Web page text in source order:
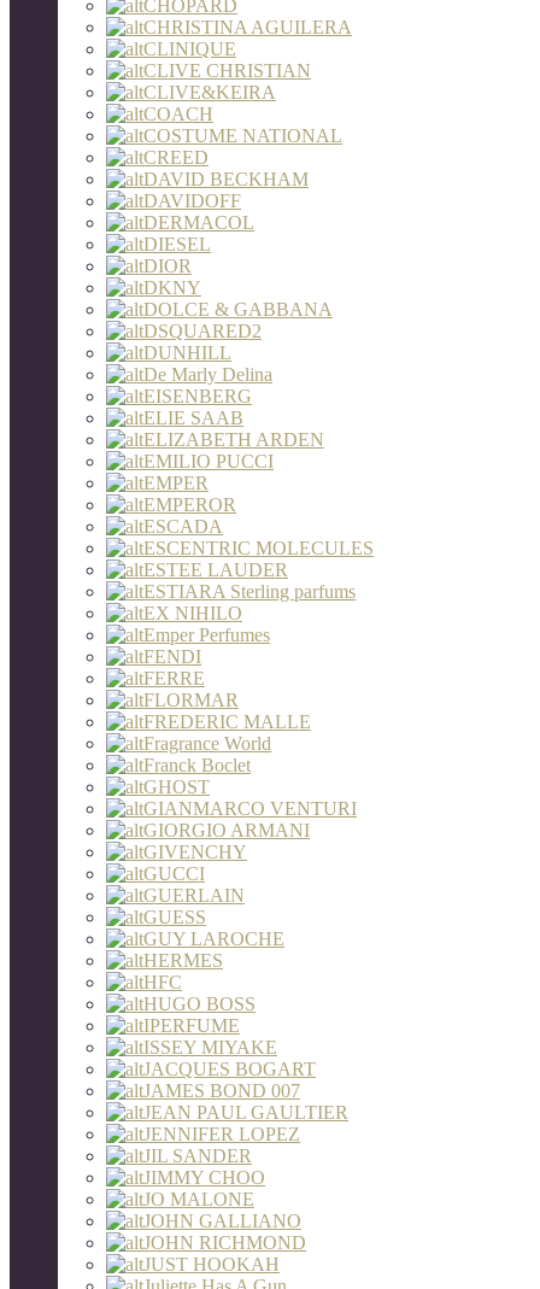
CHOPARD
CHRISTINA AGUILERA
CLINIQUE
CLIVE CHRISTIAN
CLIVE&KEIRA
COACH
COSTUME NATIONAL
CREED
DAVID BECKHAM
DAVIDOFF
DERMACOL
DIESEL
DIOR
DKNY
DOLCE & GABBANA
DSQUARED2
DUNHILL
De Marly Delina
EISENBERG
ELIE SAAB
ELIZABETH ARDEN
EMILIO PUCCI
EMPER
EMPEROR
ESCADA
ESCENTRIC MOLECULES
ESTEE LAUDER
ESTIARA Sterling parfums
EX NIHILO
Emper Perfumes
FENDI
FERRE
FLORMAR
FREDERIC MALLE
Fragrance World
Franck Boclet
GHOST
GIANMARCO VENTURI
GIORGIO ARMANI
GIVENCHY
GUCCI
GUERLAIN
GUESS
GUY LAROCHE
HERMES
HFC
HUGO BOSS
IPERFUME
ISSEY MIYAKE
JACQUES BOGART
JAMES BOND 007
JEAN PAUL GAULTIER
JENNIFER LOPEZ
JIL SANDER
JIMMY CHOO
JO MALONE
JOHN GALLIANO
JOHN RICHMOND
JUST HOOKAH